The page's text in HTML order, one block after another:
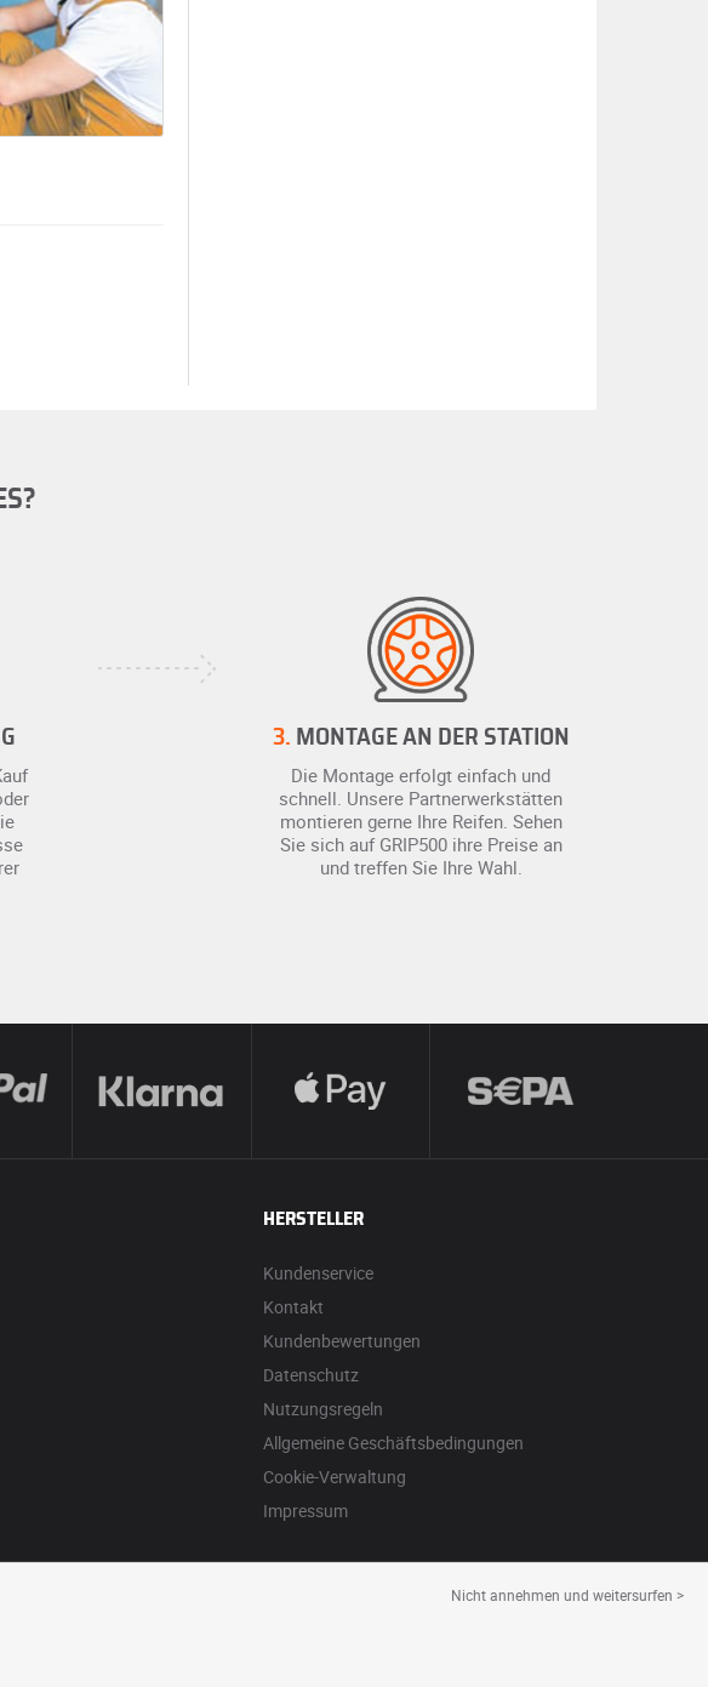
3. MONTAGE AN DER STATION
Die Montage erfolgt einfach und
schnell. Unsere Partnerwerkstätten
montieren gerne Ihre Reifen. Sehen
Sie sich auf GRIP500 ihre Preise an
und treffen Sie Ihre Wahl.
HERSTELLER
Kundenservice
Kontakt
Kundenbewertungen
Datenschutz
Nutzungsregeln
Allgemeine Geschäftsbedingungen
Cookie-Verwaltung
Impressum
Nicht annehmen und weitersurfen >